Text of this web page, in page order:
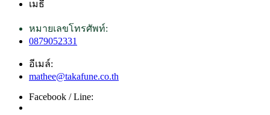
เมธี
หมายเลขโทรศัพท์:
0879052331
อีเมล์:
mathee@takafune.co.th
Facebook / Line: